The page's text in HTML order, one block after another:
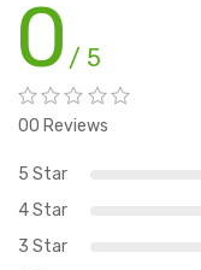
0 / 5
00 Reviews
5 Star
4 Star
3 Star